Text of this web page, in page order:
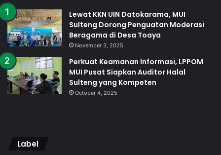
Lewat KKN UIN Datokarama, MUI
Sulteng Dorong Penguatan Moderasi
Beragama di Desa Toaya
November 3, 2025
Perkuat Keamanan Informasi, LPPOM
MUI Pusat Siapkan Auditor Halal
Sulteng yang Kompeten
October 4, 2025
Label